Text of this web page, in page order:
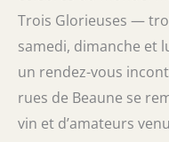
Trois Glorieuses —
samedi, dimanche et
un rendez-vous
rues de Beaune se
vin et d’amateurs